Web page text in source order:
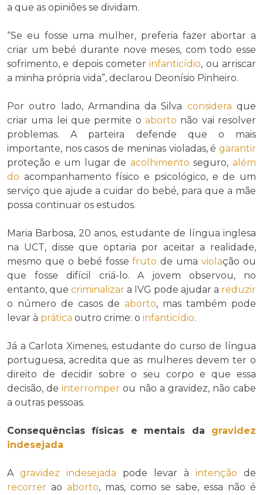
a que as opiniões se dividam.
“Se eu fosse uma mulher, preferia fazer abortar a
criar um bebé durante nove meses, com todo esse
sofrimento, e depois cometerinfanticídio, ou arriscar
a minha própria vida”, declarou Deonísio Pinheiro.
Por outro lado, Armandina da Silva considera que
criar uma lei que permite o aborto não vai resolver
problemas. A parteira defende que o mais
importante, nos casos de meninas violadas, é garantir
proteção e um lugar de acolhimento seguro,além
do acompanhamento físico e psicológico, e de um
serviço que ajude a cuidar do bebé, para que a mãe
possa continuar os estudos.
Maria Barbosa, 20 anos, estudante de língua inglesa
na UCT, disse que optaria por aceitar a realidade,
mesmo que o bebé fossefruto de umaviolação ou
que fosse difícil criá-lo. A jovem observou, no
entanto, que criminalizar a IVG pode ajudar a reduzir
o número de casos de aborto, mas também pode
levar à prática outro crime: o infanticídio.
Já a Carlota Ximenes, estudante do curso de língua
portuguesa, acredita que as mulheres devem ter o
direito de decidir sobre o seu corpo e que essa
decisão, deinterromper ou não a gravidez, não cabe
a outras pessoas.
Consequências físicas e mentais da gravidez
indesejada
A gravidez indesejada pode levar à intenção de
recorrer ao aborto, mas, como se sabe, essa não é